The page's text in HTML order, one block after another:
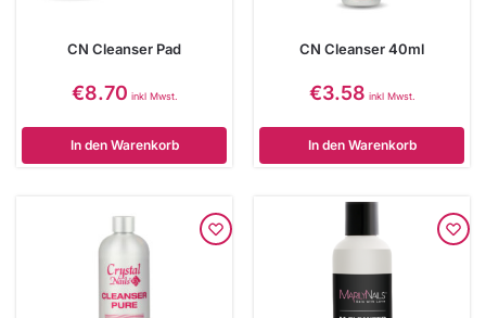
CN Cleanser Pad
€8.70 inkl Mwst.
In den Warenkorb
CN Cleanser 40ml
€3.58 inkl Mwst.
In den Warenkorb